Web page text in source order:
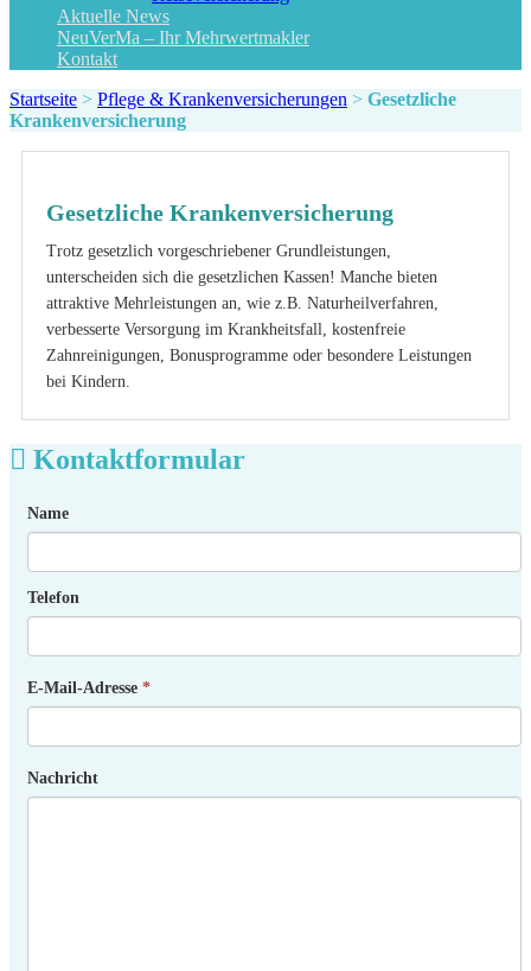
Aktuelle News
NeuVerMa – Ihr Mehrwertmakler
Kontakt
Startseite > Pflege & Krankenversicherungen > Gesetzliche
Krankenversicherung
Gesetzliche Krankenversicherung
Trotz gesetzlich vorgeschriebener Grundleistungen,
unterscheiden sich die gesetzlichen Kassen! Manche bieten
attraktive Mehrleistungen an, wie z.B. Naturheilverfahren,
verbesserte Versorgung im Krankheitsfall, kostenfreie
Zahnreinigungen, Bonusprogramme oder besondere Leistungen
bei Kindern.
Kontaktformular
Name
Telefon
E-Mail-Adresse *
Nachricht